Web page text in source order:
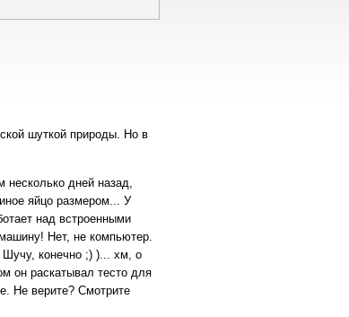
шуткой природы. Но в
дней назад,
яйцо размером... У
над встроенными
Нет, не компьютер.
Шучу, конечно ;) )... хм, о
он раскатывал тесто для
Не верите? Смотрите